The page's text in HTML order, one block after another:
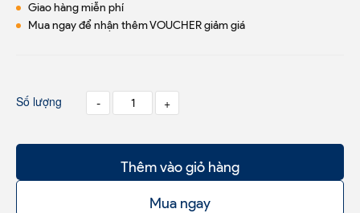
Giao hàng miễn phí
Mua ngay để nhận thêm VOUCHER giảm giá
Số lượng - +
Thêm vào giỏ hàng
Mua ngay